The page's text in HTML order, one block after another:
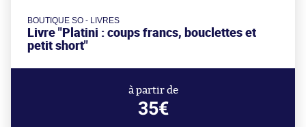
BOUTIQUE SO - LIVRES
Livre "Platini : coups francs, bouclettes et
petit short"
à partir de
35€